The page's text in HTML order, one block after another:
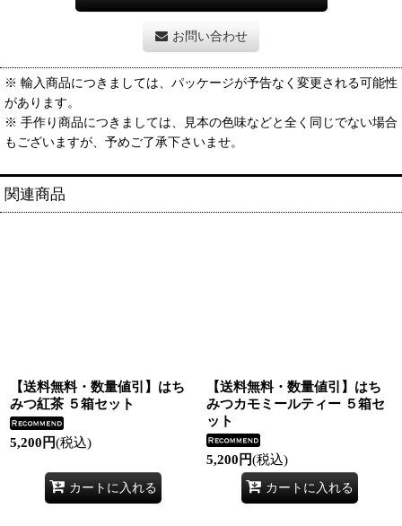
お問い合わせ
※ 輸入商品につきましては、パッケージが予告なく変更される可能性
があります。
※ 手作り商品につきましては、見本の色味などと全く同じでない場合
もございますが、予めご了承下さいませ。
関連商品
【送料無料・数量値引】はち
みつ紅茶 ５箱セット
5,200 円(税込)
カートに入れる
【送料無料・数量値引】はち
みつカモミールティー ５箱セ
ット
5,200 円(税込)
カートに入れる